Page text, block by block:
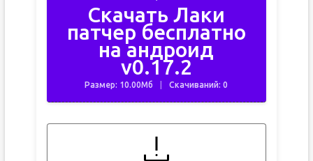
Скачать Лаки
патчер бесплатно
на андроид
v0.17.2
Размер: 10.00Мб Скачиваний: 0